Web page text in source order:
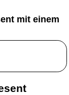
mit einem